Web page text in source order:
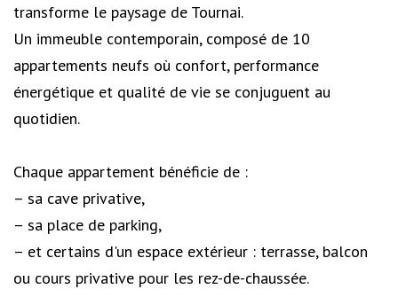
transforme le paysage de Tournai.
Un immeuble contemporain, composé de 10
appartements neufs où confort, performance
énergétique et qualité de vie se conjuguent au
quotidien.
Chaque appartement bénéficie de :
– sa cave privative,
– sa place de parking,
– et certains d'un espace extérieur : terrasse, balcon
ou cours privative pour les rez-de-chaussée.